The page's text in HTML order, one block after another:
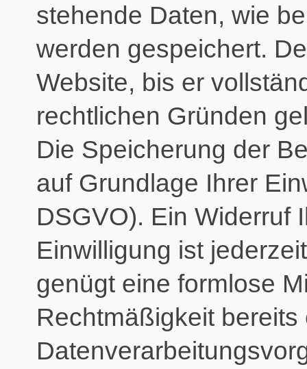
stehende Daten, wie
werden gespeichert.
Website, bis er
rechtlichen Gründen
Die Speicherung der
auf Grundlage Ihrer
DSGVO). Ein Widerruf
Einwilligung ist
genügt eine formlose
Rechtmäßigkeit bereits